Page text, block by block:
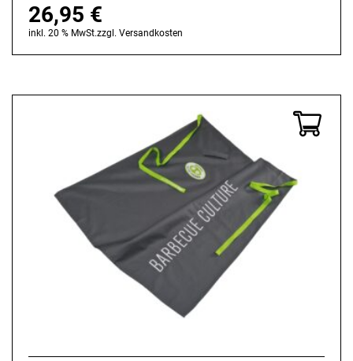
26,95 €
inkl. 20 % MwSt.zzgl. Versandkosten